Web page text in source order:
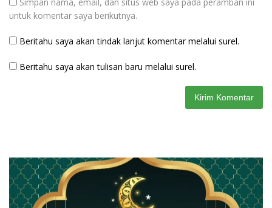
untuk komentar saya berikutnya.
Beritahu saya akan tindak lanjut komentar melalui surel.
Beritahu saya akan tulisan baru melalui surel.